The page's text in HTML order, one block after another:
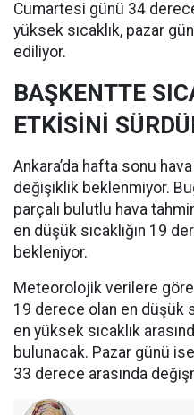
Cumartesi günü 34
yüksek sıcaklık, pazar
ediliyor.
BAŞKENTTE
ETKİSİNİ
Ankara’da hafta sonu
değişiklik beklenmiyor.
parçalı bulutlu hava
en düşük sıcaklığın 19
bekleniyor.
Meteorolojik verilere
19 derece olan en düşük
en yüksek sıcaklık
bulunacak. Pazar günü
33 derece arasında